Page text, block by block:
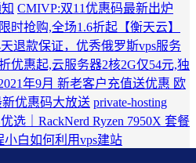
CMIVP:双11优惠码最新出炉
时抢购,全场1.6折起【衡天云】
退款保证，优秀俄罗斯vps服务
优惠起,云服务器2核2G仅54元,独
年9月 新老客户充值送优惠 欧
优惠码大放送 private-hosting
选｜RackNerd Ryzen 7950X 套餐
小白如何利用vps建站